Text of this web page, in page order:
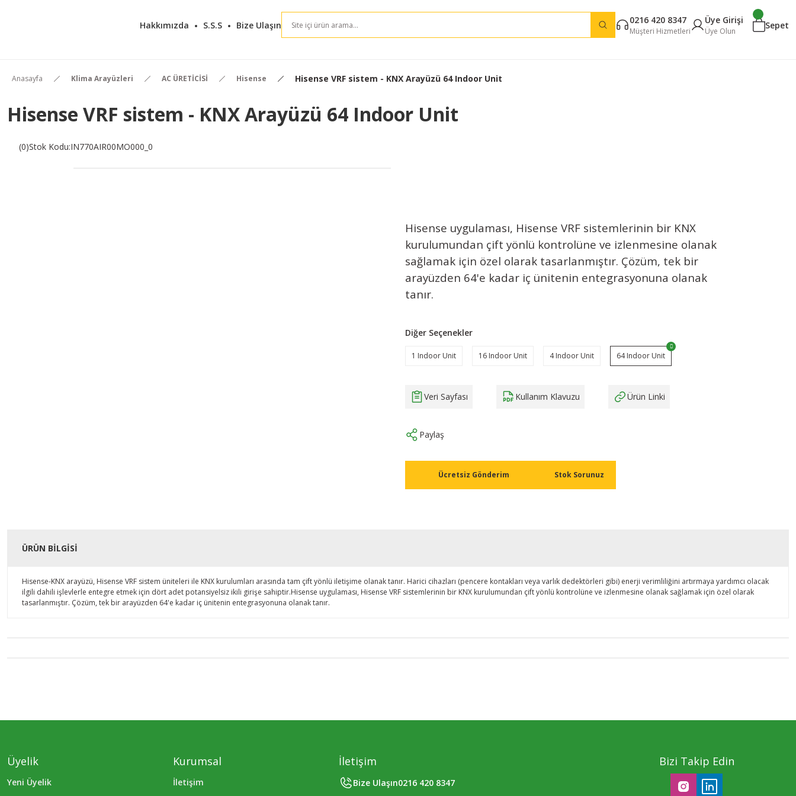
Hakkımızda S.S.S Bize Ulaşın 0216 420 8347
Müşteri Hizmetleri
Üye Girişi
Üye Olun
Sepet
Anasayfa Klima Arayüzleri AC ÜRETİCİSİ Hisense Hisense VRF sistem - KNX Arayüzü 64 Indoor Unit
Hisense VRF sistem - KNX Arayüzü 64 Indoor Unit
(0)Stok Kodu:IN770AIR00MO000_0
Hisense uygulaması, Hisense VRF sistemlerinin bir KNX
kurulumundan çift yönlü kontrolüne ve izlenmesine olanak
sağlamak için özel olarak tasarlanmıştır. Çözüm, tek bir
arayüzden 64'e kadar iç ünitenin entegrasyonuna olanak
tanır.
Diğer Seçenekler
1 Indoor Unit 16 Indoor Unit 4 Indoor Unit 64 Indoor Unit
Veri Sayfası Kullanım Klavuzu Ürün Linki
Paylaş
Ücretsiz Gönderim Stok Sorunuz
ÜRÜN BILGISI
Hisense-KNX arayüzü, Hisense VRF sistem üniteleri ile KNX kurulumları arasında tam çift yönlü iletişime olanak tanır. Harici cihazları (pencere kontakları veya varlık dedektörleri gibi) enerji verimliliğini artırmaya yardımcı olacak
ilgili dahili işlevlerle entegre etmek için dört adet potansiyelsiz ikili girişe sahiptir.Hisense uygulaması, Hisense VRF sistemlerinin bir KNX kurulumundan çift yönlü kontrolüne ve izlenmesine olanak sağlamak için özel olarak
tasarlanmıştır. Çözüm, tek bir arayüzden 64'e kadar iç ünitenin entegrasyonuna olanak tanır.
Üyelik
Yeni Üyelik
Kurumsal
İletişim
İletişim
Bize Ulaşın0216 420 8347
Bizi Takip Edin